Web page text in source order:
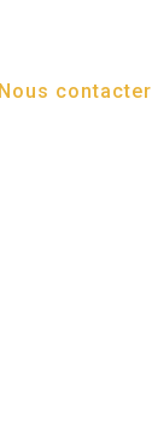
Nous contacter